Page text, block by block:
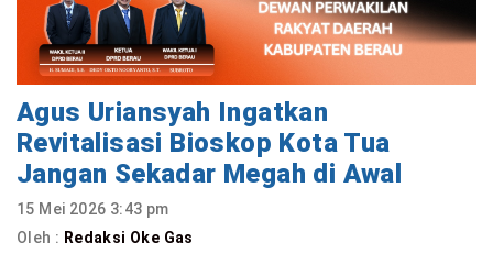
Agus Uriansyah Ingatkan
Revitalisasi Bioskop Kota Tua
Jangan Sekadar Megah di Awal
15 Mei 2026 3:43 pm
Oleh : Redaksi Oke Gas